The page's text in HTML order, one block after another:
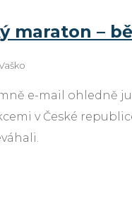
maraton –
e-mail ohledně
v České